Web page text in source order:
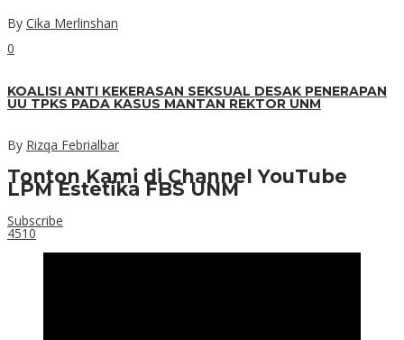
By Cika Merlinshan
0
KOALISI ANTI KEKERASAN SEKSUAL DESAK PENERAPAN
UU TPKS PADA KASUS MANTAN REKTOR UNM
By Rizqa Febrialbar
Tonton Kami di Channel YouTube
LPM Estetika FBS UNM
Subscribe
4510